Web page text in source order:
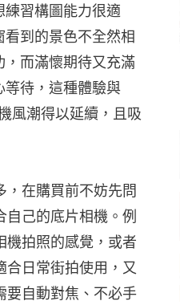
習構圖能力很適
到的景色不全然相
，而滿懷期待又充滿
等待，這種體驗與
風潮得以延續，且吸
在購買前不妨先問
己的底片相機。例
機拍照的感覺，或者
合日常街拍使用，又
要自動對焦、不必手